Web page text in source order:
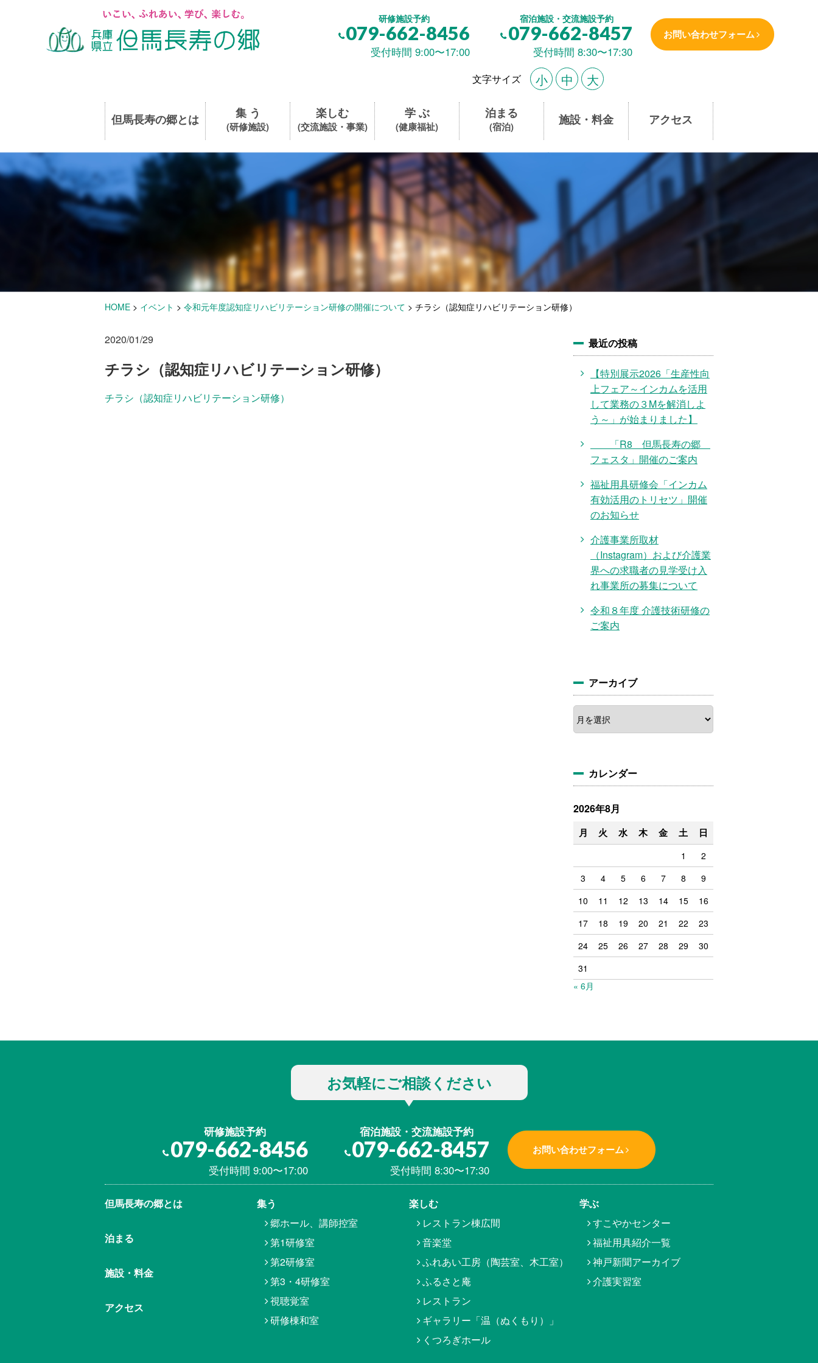
研修施設予約
079-662-8456
受付時間 9:00〜17:00
宿泊施設・交流施設予約
079-662-8457
受付時間 8:30〜17:30
お問い合わせフォーム
文字サイズ 小 中 大
但馬長寿の郷とは 集 う
(研修施設)
楽しむ
(交流施設・事業)
学 ぶ
(健康福祉)
泊まる
(宿泊) 施設・料金 アクセス
HOME > イベント > 令和元年度認知症リハビリテーション研修の開催について > チラシ（認知症リハビリテーション研修）
2020/01/29
チラシ（認知症リハビリテーション研修）
チラシ（認知症リハビリテーション研修）
最近の投稿
【特別展示2026「生産性向
上フェア～インカムを活用
して業務の３Mを解消しよ
う～」が始まりました】
「R8 但馬長寿の郷
フェスタ」開催のご案内
福祉用具研修会「インカム
有効活用のトリセツ」開催
のお知らせ
介護事業所取材
（Instagram）および介護業
界への求職者の見学受け入
れ事業所の募集について
令和８年度 介護技術研修の
ご案内
アーカイブ
ア
ー
カ
カレンダー
2026年8月
月 火 水 木 金 土 日
1
2
3
4 5 6 7 8
9
10
11 12 13 14 15
16
17
18 19 20 21 22
23
24
25 26 27 28 29
30
31
« 6月
お気軽にご相談ください
研修施設予約
079-662-8456
受付時間 9:00〜17:00
宿泊施設・交流施設予約
079-662-8457
受付時間 8:30〜17:30
お問い合わせフォーム
但馬⾧寿の郷とは
泊まる
施設・料金
アクセス
集う
郷ホール、講師控室
第1研修室
第2研修室
第3・4研修室
視聴覚室
研修棟和室
楽しむ
レストラン棟広間
音楽堂
ふれあい工房（陶芸室、木工室）
ふるさと庵
レストラン
ギャラリー「温（ぬくもり）」
くつろぎホール
学ぶ
すこやかセンター
福祉用具紹介一覧
神戸新聞アーカイブ
介護実習室